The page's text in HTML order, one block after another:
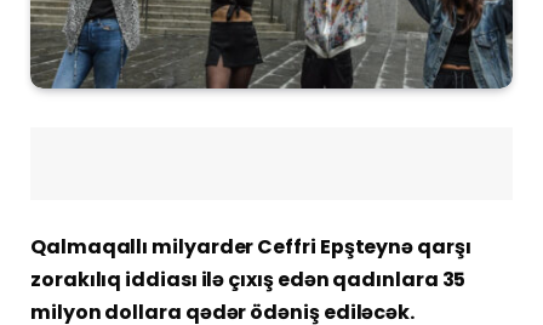
Qalmaqallı milyarder Ceffri Epşteynə qarşı
zorakılıq iddiası ilə çıxış edən qadınlara 35
milyon dollara qədər ödəniş ediləcək.